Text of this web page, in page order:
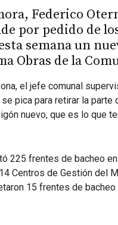
Federico
por pedido de
semana un
Obras de la
el jefe comunal
pica para retirar la parte
nuevo, que es lo que
225 frentes de bacheo
Centros de Gestión del
15 frentes de